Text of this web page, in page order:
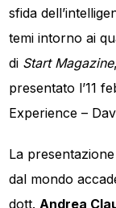
sfida
temi intorno ai
di Start Magazine
presentato l’11
Experience –
La
dal mondo
dott. Andrea